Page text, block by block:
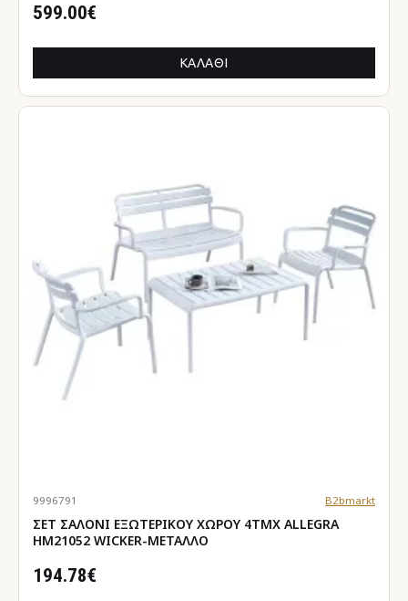
599.00€
ΚΑΛΆΘΙ
9996791 B2bmarkt
ΣΕΤ ΣΑΛΟΝΙ ΕΞΩΤΕΡΙΚΟΥ ΧΩΡΟΥ 4ΤΜΧ ALLEGRA
HM21052 WICKER-ΜΕΤΑΛΛΟ
194.78€